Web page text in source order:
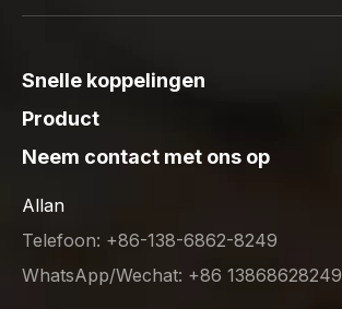
Snelle koppelingen
Product
Neem contact met ons op
Allan
Telefoon: +86-138-6862-8249
WhatsApp/Wechat: +86 13868628249